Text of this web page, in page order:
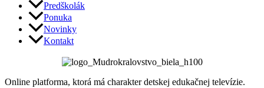
Predškolák
Ponuka
Novinky
Kontakt
Online platforma, ktorá má charakter detskej edukačnej televízie.